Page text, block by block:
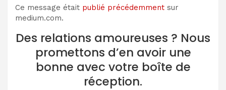
Ce message était publié précédemment sur
medium.com.
Des relations amoureuses ? Nous
promettons d’en avoir une
bonne avec votre boîte de
réception.